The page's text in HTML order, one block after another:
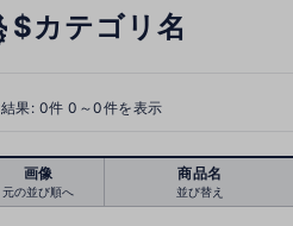
$カテゴリ名
果: 0件 0～0件を表示
画像
元の並び順へ
商品名
並び替え